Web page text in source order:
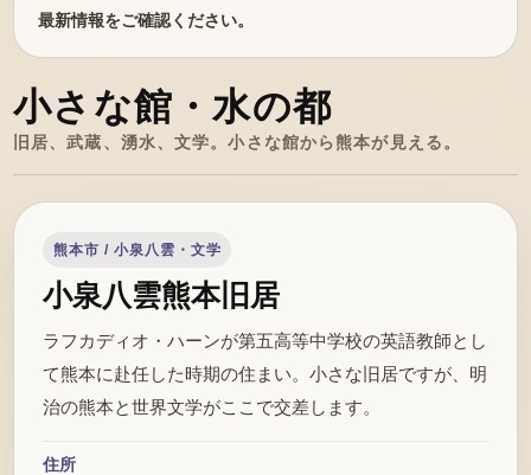
最新情報をご確認ください。
小さな館・水の都
旧居、武蔵、湧水、文学。小さな館から熊本が見える。
熊本市 / 小泉八雲・文学
小泉八雲熊本旧居
ラフカディオ・ハーンが第五高等中学校の英語教師とし
て熊本に赴任した時期の住まい。小さな旧居ですが、明
治の熊本と世界文学がここで交差します。
住所